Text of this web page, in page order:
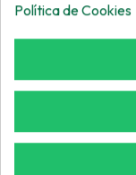
Política de Cookies